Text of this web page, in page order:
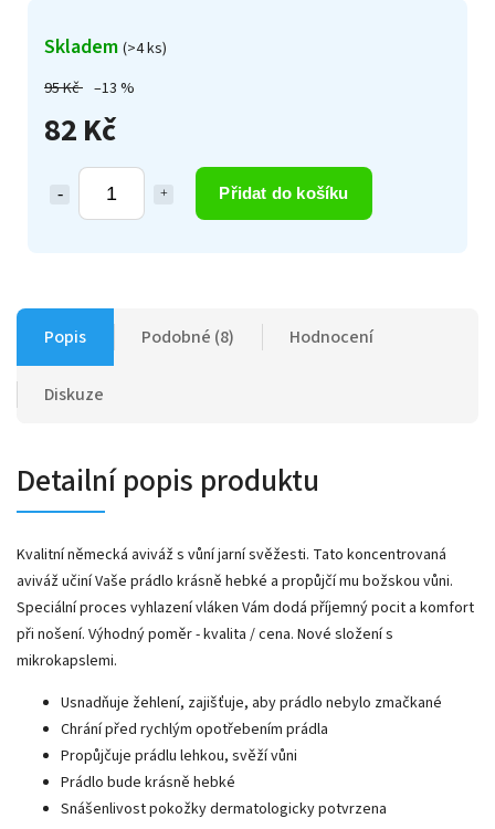
95 Kč –13 %
82 Kč
Přidat do košíku
Skladem (>4 ks)
Popis Podobné (8) Hodnocení
Diskuze
Detailní popis produktu
Kvalitní německá aviváž s vůní jarní svěžesti. Tato koncentrovaná
aviváž učiní Vaše prádlo krásně hebké a propůjčí mu božskou vůni.
Speciální proces vyhlazení vláken Vám dodá příjemný pocit a komfort
při nošení. Výhodný poměr - kvalita / cena. Nové složení s
mikrokapslemi.
Usnadňuje žehlení, zajišťuje, aby prádlo nebylo zmačkané
Chrání před rychlým opotřebením prádla
Propůjčuje prádlu lehkou, svěží vůni
Prádlo bude krásně hebké
Snášenlivost pokožky dermatologicky potvrzena